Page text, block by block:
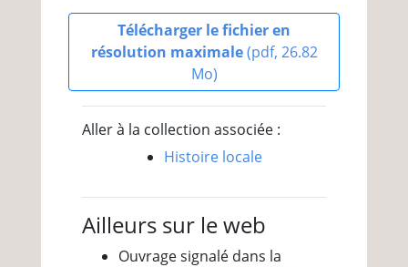
Télécharger le fichier en
résolution maximale(pdf, 26.82
Mo)
Aller à la collection associée :
Histoire locale
Ailleurs sur le web
Ouvrage signalé dans la